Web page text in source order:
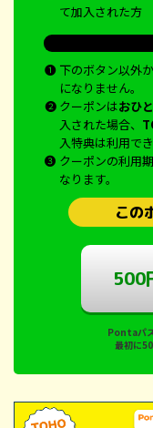
て加入された方
❶ 下のボタン以外
になりません。
❷ クーポンはおひ
入された場合、
入特典は利用で
❸ クーポンの利用期
なります。
この
500
Pontaパ
最初に